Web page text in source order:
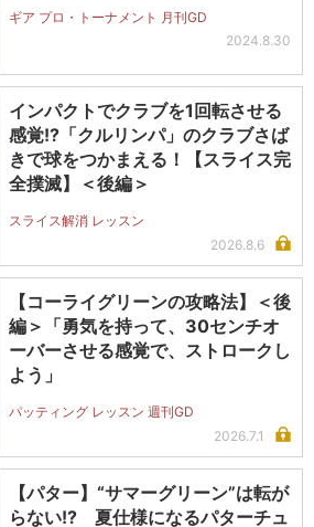
ギア プロ・トーナメント 月刊GD
2024.8.30
インパクトでクラブを1回転させる
感覚!?「クルリンパ」のクラブさば
きで球をつかまえる！【スライス完
全撲滅】＜後編＞
スライス解消 レッスン
2026.8.6
【コーライグリーンの攻略法】＜後
編＞「勇気を持って、30センチオ
ーバーさせる感覚で、ストロークし
よう」
パッティング レッスン 週刊GD
2026.7.1
【パター】“サマーグリーン”は転が
らない!? 夏仕様になるパターチュ